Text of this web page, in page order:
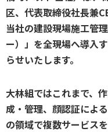
区、代表取締役社長兼
当社の建設現場施工管
ー）」を全現場へ導入
らせいたします。
大林組ではこれまで、
成・管理、顔認証によ
の領域で複数サービス